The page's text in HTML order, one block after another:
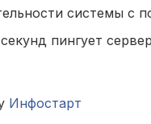
системы с
пингует
Инфостарт